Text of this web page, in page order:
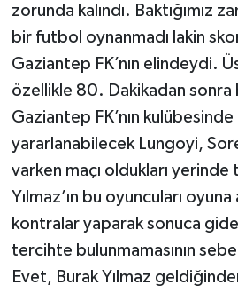
zorunda kalındı. Baktığımız
bir futbol oynanmadı lakin
Gaziantep FK’nın elindeydi.
özellikle 80. Dakikadan sonra
Gaziantep FK’nın
yararlanabilecek Lungoyi,
varken maçı oldukları yerinde
Yılmaz’ın bu oyuncuları oyuna
kontralar yaparak sonuca
tercihte bulunmamasının
Evet, Burak Yılmaz
Resmi İlanlar
Sağlık
Siyaset
Spor
Teknoloji